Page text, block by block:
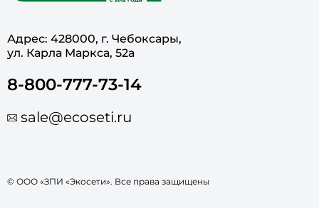
Адрес: 428000, г. Чебоксары,
ул. Карла Маркса, 52а
8-800-777-73-14
sale@ecoseti.ru
© ООО «ЗПИ «Экосети». Все права защищены